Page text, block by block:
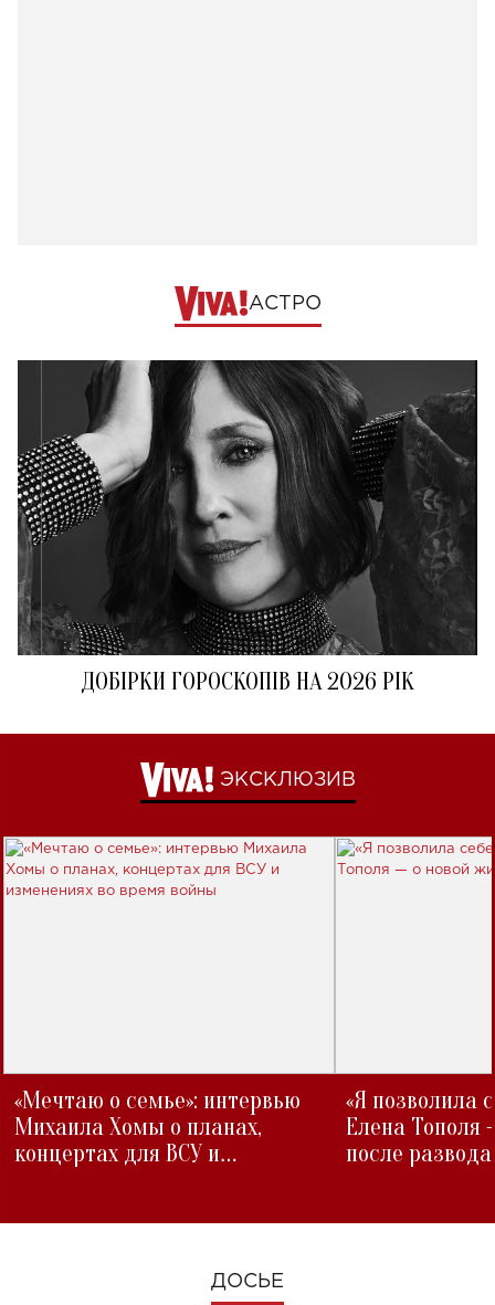
АСТРО
ДОБІРКИ ГОРОСКОПІВ НА 2026 РІК
ЭКСКЛЮЗИВ
«Мечтаю о семье»: интервью
Михаила Хомы о планах,
концертах для ВСУ и
«Я позволила
Елена Тополя
после развода
ДОСЬЕ